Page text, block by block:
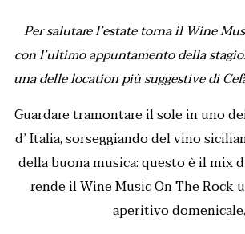
Per salutare l’estate torna il Wine
con l’ultimo appuntamento della
una delle location più suggestive di
Guardare tramontare il sole in uno
d’ Italia, sorseggiando del vino
della buona musica: questo è il mix
rende il Wine Music On The Rock
aperitivo domenicale.